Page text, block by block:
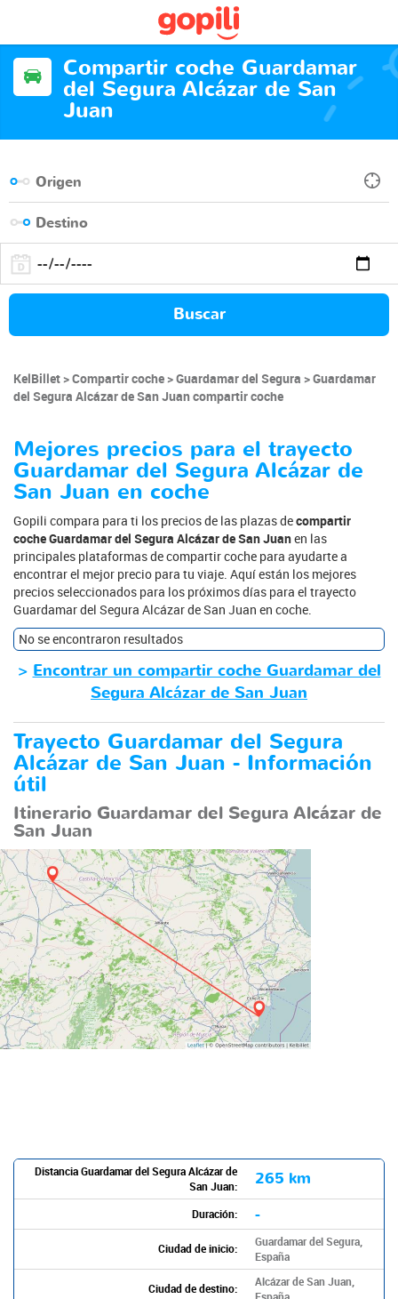
Compartir coche Guardamar
del Segura Alcázar de San
Juan
Buscar
KelBillet Compartir coche Guardamar del Segura
Guardamar
del Segura Alcázar de San Juan compartir coche
Mejores precios para el trayecto
Guardamar del Segura Alcázar de
San Juan en coche
Gopili compara para ti los precios de las plazas decompartir
coche Guardamar del Segura Alcázar de San Juanen las
principales plataformas de compartir coche para ayudarte a
encontrar el mejor precio para tu viaje. Aquí están los mejores
precios seleccionados para los próximos días para el trayecto
Guardamar del Segura Alcázar de San Juan en coche.
No se encontraron resultados
>Encontrar un compartir coche Guardamar del
Segura Alcázar de San Juan
Trayecto Guardamar del Segura
Alcázar de San Juan - Información
útil
Itinerario Guardamar del Segura Alcázar de
San Juan
Distancia Guardamar del Segura Alcázar de
San Juan:
265 km
Duración: -
Ciudad de inicio:
Guardamar del Segura,
España
Ciudad de destino:
Alcázar de San Juan,